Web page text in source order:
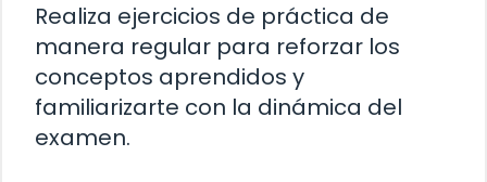
Realiza ejercicios de práctica de
manera regular para reforzar los
conceptos aprendidos y
familiarizarte con la dinámica del
examen.